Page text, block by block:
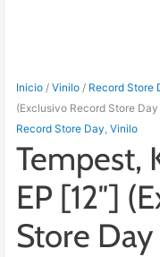
Inicio /Vinilo / Record Store
(Exclusivo Record Store
Record Store Day,Vinilo
Tempest,
EP [12″]
Store